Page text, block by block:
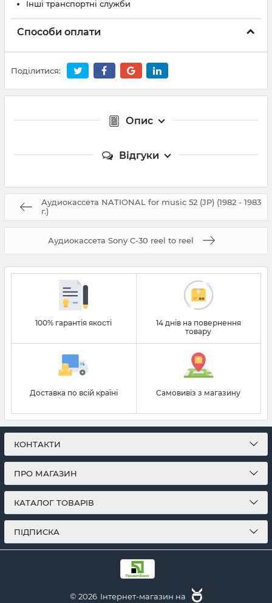
Інші транспортні служби
Способи оплати
Поділитися:
Опис
Відгуки
Аудиокассета NATIONAL for music 52 (JP) (1982 - 1983
г.)
Аудиокассета Sony C-30 reel to reel
100% гарантія якості
14 днів на повернення
товару
Доставка по всій країні Самовивіз з магазину
КОНТАКТИ
ПРО МАГАЗИН
КАТАЛОГ ТОВАРІВ
ПІДПИСКА
© 2026 Інтернет-магазин на